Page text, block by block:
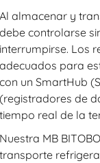
Al almacenar y
debe controlarse
interrumpirse. Los
adecuados para
con un SmartHub
(registradores de
tiempo real de la
Nuestra MB
transporte